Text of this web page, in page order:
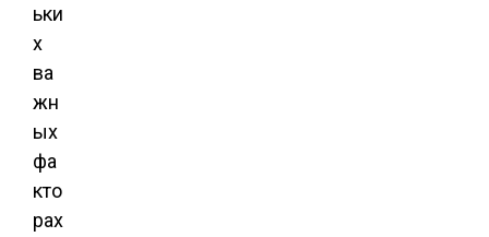
ьки
х
ва
жн
ых
фа
кто
рах